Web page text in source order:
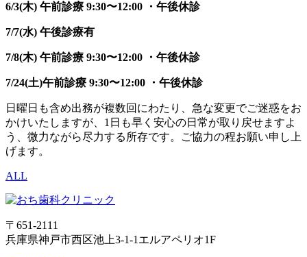
6/3(木) 午前診療 9:30〜12:00 ・午後休診
7/7(水) 午後診療有
7/8(木) 午前診療 9:30〜12:00 ・午後休診
7/24(土)午前診療 9:30〜12:00 ・午後休診
日曜日も含め出務が複数回にわたり、急な変更でご迷惑をお
かけいたしますが、1日も早く安心の日常が取り戻せますよ
う、微力ながら尽力する所存です。ご協力の程お願い申し上
げます。
ALL
〒651-2111
兵庫県神戸市西区池上3-1-1エルアペリオ1F